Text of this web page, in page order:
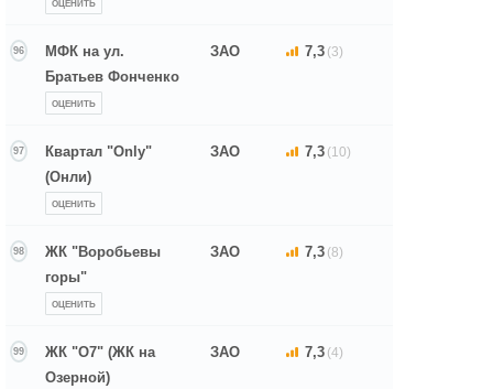
ОЦЕНИТЬ
96
МФК на ул.
Братьев Фонченко
ОЦЕНИТЬ
ЗАО 7,3 (3)
97
Квартал "Only"
(Онли)
ОЦЕНИТЬ
ЗАО 7,3 (10)
98
ЖК "Воробьевы
горы"
ОЦЕНИТЬ
ЗАО 7,3 (8)
99
ЖК "О7" (ЖК на
Озерной)
ЗАО 7,3 (4)